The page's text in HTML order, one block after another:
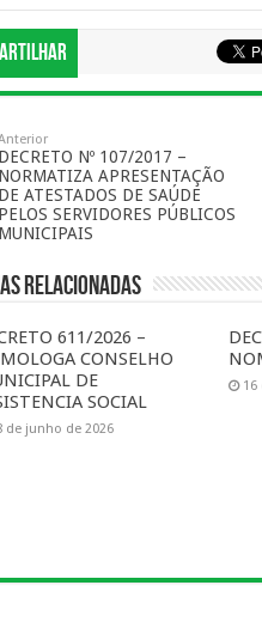
DECRETO Nº 107/2017 –
NORMATIZA APRESENTAÇÃO
DE ATESTADOS DE SAÚDE
PELOS SERVIDORES PÚBLICOS
MUNICIPAIS
Relacionadas
611/2026 –
CONSELHO
DE
SOCIAL
de junho de 2026
16